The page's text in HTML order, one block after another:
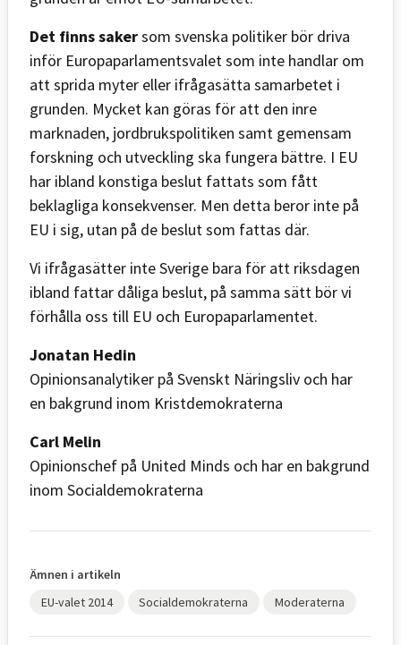
Det finns sakersom svenska politiker bör driva
inför Europaparlamentsvalet som inte handlar om
att sprida myter eller ifrågasätta samarbetet i
grunden. Mycket kan göras för att den inre
marknaden, jordbrukspolitiken samt gemensam
forskning och utveckling ska fungera bättre. I EU
har ibland konstiga beslut fattats som fått
beklagliga konsekvenser. Men detta beror inte på
EU i sig, utan på de beslut som fattas där.
Vi ifrågasätter inte Sverige bara för att riksdagen
ibland fattar dåliga beslut, på samma sätt bör vi
förhålla oss till EU och Europaparlamentet.
Jonatan Hedin
Opinionsanalytiker på Svenskt Näringsliv och har
en bakgrund inom Kristdemokraterna
Carl Melin
Opinionschef på United Minds och har en bakgrund
inom Socialdemokraterna
Ämnen i artikeln
EU-valet 2014
Socialdemokraterna Moderaterna